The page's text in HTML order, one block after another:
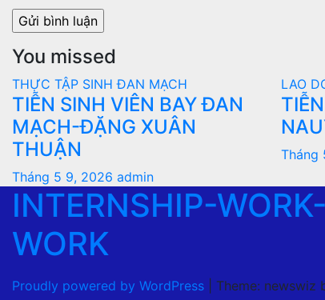
You missed
THỰC TẬP SINH ĐAN MẠCH
TIỄN SINH VIÊN BAY ĐAN
MẠCH-ĐẶNG XUÂN
THUẬN
Tháng 5 9, 2026 admin
LAO
Tháng
INTERNSHIP-
WORK
Proudly powered by WordPress Theme: newswiz